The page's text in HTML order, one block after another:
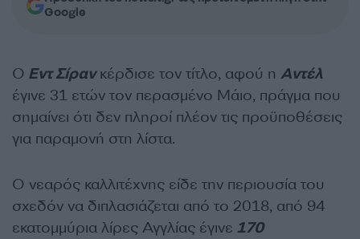
Google
Ο Εντ Σίρανκέρδισε τον τίτλο, αφού η Αντέλ
έγινε 31 ετών τον περασμένο Μάιο, πράγμα που
σημαίνει ότι δεν πληροί πλέον τις προϋποθέσεις
για παραμονή στη λίστα.
Ο νεαρός καλλιτέχνης είδε την περιουσία του
σχεδόν να διπλασιάζεται από το 2018, από 94
εκατομμύρια λίρες Αγγλίας έγινε 170